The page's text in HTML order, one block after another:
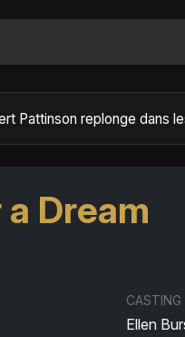
Dream
CASTING
Ellen